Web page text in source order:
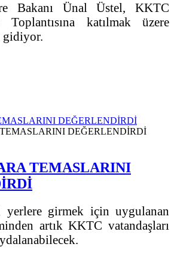
Bakanı Ünal Üstel, KKTC
katılmak üzere
gidiyor.
DEĞERLENDİRDİ
TEMASLARINI
yerlere girmek için uygulanan
artık KKTC vatandaşları